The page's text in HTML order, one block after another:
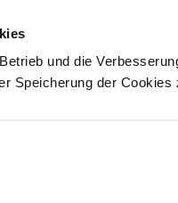
und die
Speicherung der Cookies